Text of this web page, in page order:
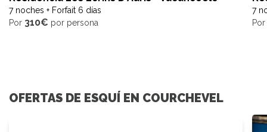
7 noches + Forfait 6 días
Por 310€ por persona
7
Por
OFERTAS DE ESQUÍ EN COURCHEVEL